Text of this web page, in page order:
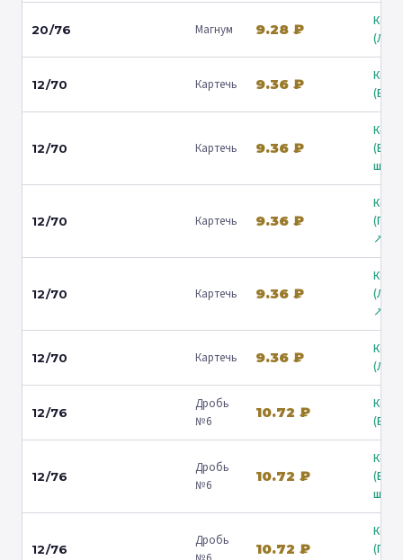
20/76 Магнум 9.28 ₽
12/70 Картечь 9.36 ₽
12/70 Картечь 9.36 ₽
ш.) ↗
12/70 Картечь 9.36 ₽
↗
12/70 Картечь 9.36 ₽
↗
12/70 Картечь 9.36 ₽
12/76
Дробь
№6
10.72 ₽
12/76
Дробь
№6
10.72 ₽
ш.) ↗
12/76
Дробь
10.72 ₽